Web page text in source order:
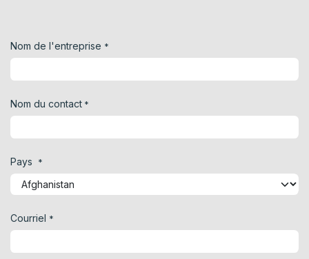
Nom de l'entreprise *
Nom du contact *
Pays *
Courriel *